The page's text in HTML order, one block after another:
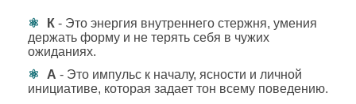
К - Это энергия внутреннего стержня, умения
держать форму и не терять себя в чужих
ожиданиях.
А - Это импульс к началу, ясности и личной
инициативе, которая задает тон всему поведению.